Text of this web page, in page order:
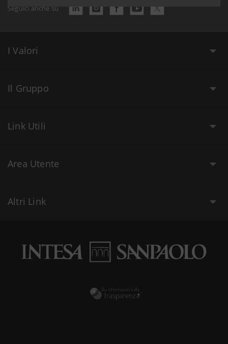
Seguici anche su
I Valori
Il Gruppo
Link Utili
Area Utente
Altri Link